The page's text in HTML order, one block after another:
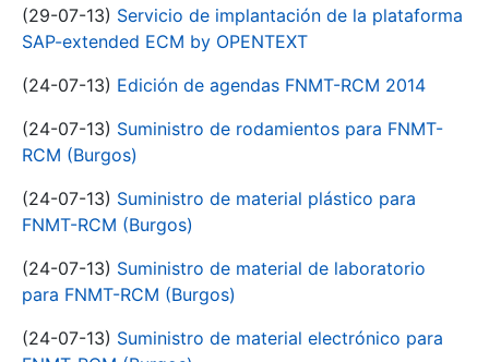
(29-07-13) Servicio de implantación de la plataforma
SAP-extended ECM by OPENTEXT
(24-07-13) Edición de agendas FNMT-RCM 2014
(24-07-13) Suministro de rodamientos para FNMT-
RCM (Burgos)
(24-07-13) Suministro de material plástico para
FNMT-RCM (Burgos)
(24-07-13) Suministro de material de laboratorio
para FNMT-RCM (Burgos)
(24-07-13) Suministro de material electrónico para